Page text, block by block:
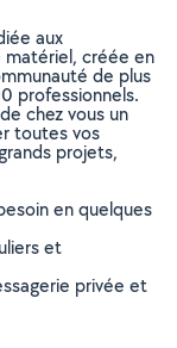
aux
créée en
de plus
professionnels.
chez vous un
toutes vos
projets,
en quelques
et
privée et